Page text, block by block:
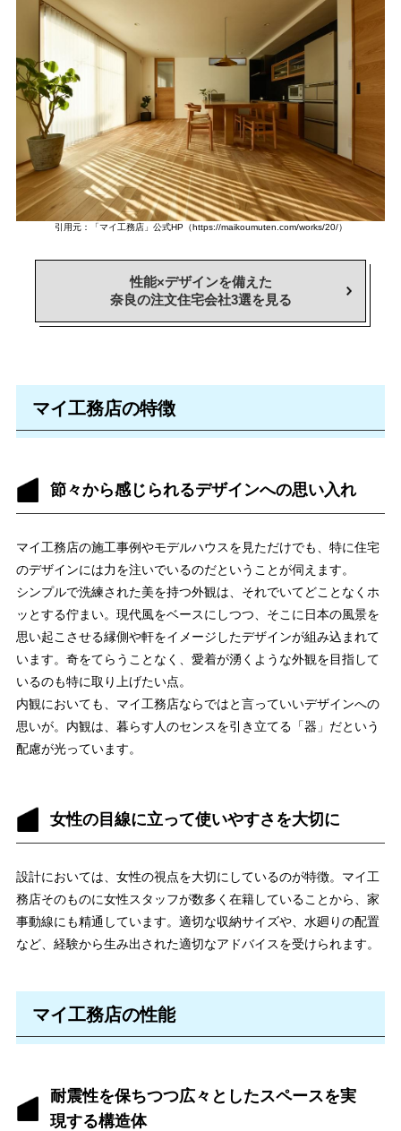
引用元：「マイ工務店」公式HP（https://maikoumuten.com/works/20/）
性能×デザインを備えた
奈良の注文住宅会社3選を見る
マイ工務店の特徴
節々から感じられるデザインへの思い入れ
マイ工務店の施工事例やモデルハウスを見ただけでも、特に住宅
のデザインには力を注いでいるのだということが伺えます。
シンプルで洗練された美を持つ外観は、それでいてどことなくホ
ッとする佇まい。現代風をベースにしつつ、そこに日本の風景を
思い起こさせる縁側や軒をイメージしたデザインが組み込まれて
います。奇をてらうことなく、愛着が湧くような外観を目指して
いるのも特に取り上げたい点。
内観においても、マイ工務店ならではと言っていいデザインへの
思いが。内観は、暮らす人のセンスを引き立てる「器」だという
配慮が光っています。
女性の目線に立って使いやすさを大切に
設計においては、女性の視点を大切にしているのが特徴。マイ工
務店そのものに女性スタッフが数多く在籍していることから、家
事動線にも精通しています。適切な収納サイズや、水廻りの配置
など、経験から生み出された適切なアドバイスを受けられます。
マイ工務店の性能
耐震性を保ちつつ広々としたスペースを実
現する構造体